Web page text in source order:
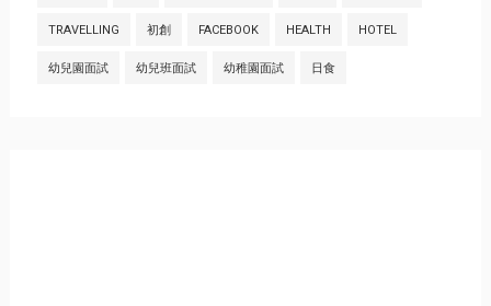
TRAVELLING 初創 FACEBOOK HEALTH HOTEL
幼兒園面試 幼兒班面試 幼稚園面試 日食